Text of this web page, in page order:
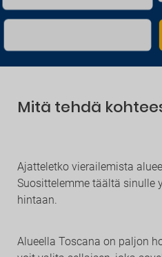
Mitä tehdä
Ajatteletko vierailemista
Suosittelemme täältä sinulle
hintaan.
Alueella Toscana on paljon